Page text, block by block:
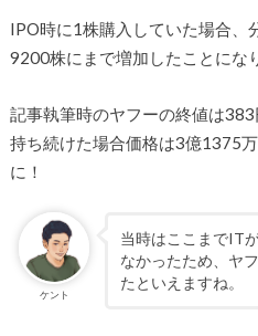
IPO時に1株購入していた場合、
9200株にまで増加したことにな
記事執筆時のヤフーの終値は
持ち続けた場合価格は3億1375
に！
ケント
当時はここまでIT
なかったため、ヤ
たといえますね。